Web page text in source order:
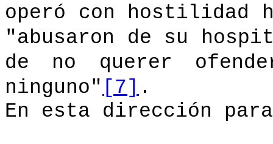
operó con hostilidad
"abusaron de su
de no querer
ninguno" [7] .
En esta dirección